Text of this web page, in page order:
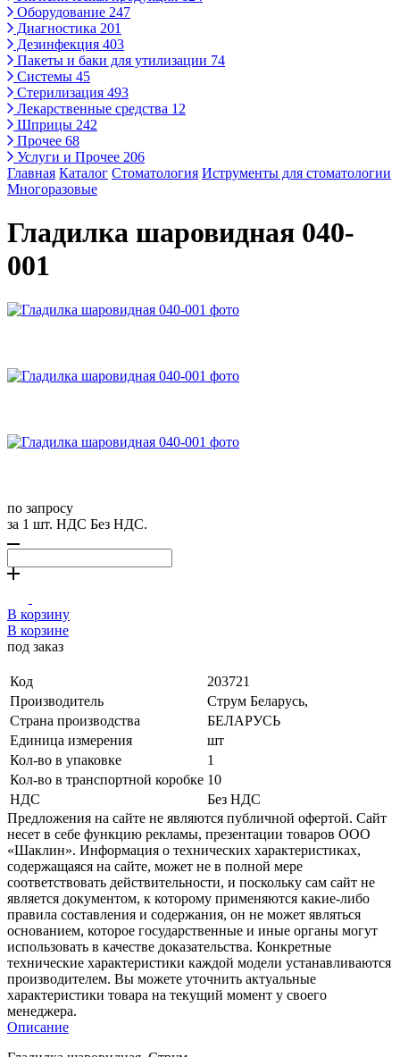
Оборудование 247
Диагностика 201
Дезинфекция 403
Пакеты и баки для утилизации 74
Системы 45
Стерилизация 493
Лекарственные средства 12
Шприцы 242
Прочее 68
Услуги и Прочее 206
Главная Каталог Стоматология Иструменты для стоматологии
Многоразовые
Гладилка шаровидная 040-
001
по запросу
за 1 шт. НДС Без НДС.
В корзину
В корзине
под заказ
Код
203721
Производитель
Струм Беларусь,
Страна производства
БЕЛАРУСЬ
Единица измерения
шт
Кол-во в упаковке
1
Кол-во в транспортной коробке 10
НДС
Без НДС
Предложения на сайте не являются публичной офертой. Сайт
несет в себе функцию рекламы, презентации товаров ООО
«Шаклин». Информация о технических характеристиках,
содержащаяся на сайте, может не в полной мере
соответствовать действительности, и поскольку сам сайт не
является документом, к которому применяются какие-либо
правила составления и содержания, он не может являться
основанием, которое государственные и иные органы могут
использовать в качестве доказательства. Конкретные
технические характеристики каждой модели устанавливаются
производителем. Вы можете уточнить актуальные
характеристики товара на текущий момент у своего
менеджера.
Описание